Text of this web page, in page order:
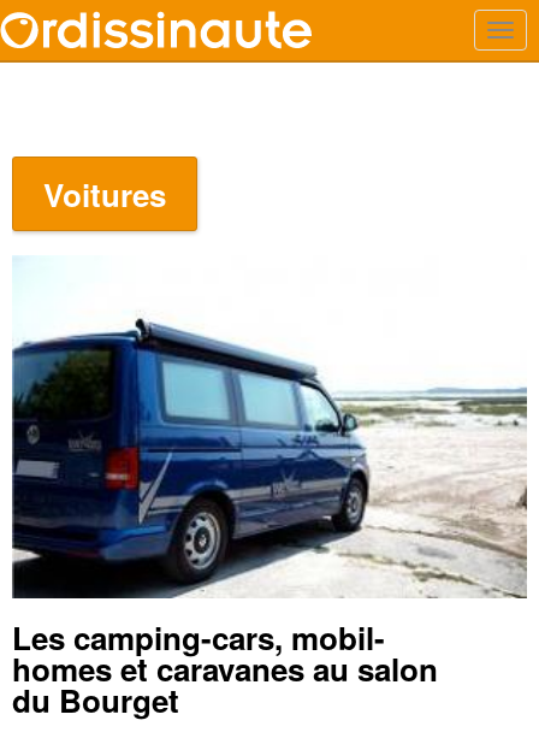
Voitures
Les camping-cars, mobil-
homes et caravanes au salon
du Bourget